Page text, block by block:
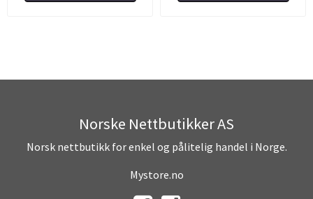
Norske Nettbutikker AS
Norsk nettbutikk for enkel og pålitelig handel i Norge.
Mystore.no